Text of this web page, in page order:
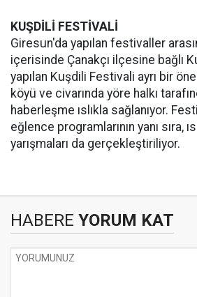
KUŞDİLİ FESTİVALİ
Giresun'da yapılan festivaller
içerisinde Çanakçı ilçesine bağlı
yapılan Kuşdili Festivali ayrı bir
köyü ve civarında yöre halkı
haberleşme ıslıkla sağlanıyor.
eğlence programlarının yanı sıra,
yarışmaları da gerçekleştiriliyor.
HABERE YORUM KAT